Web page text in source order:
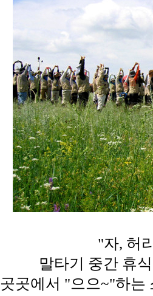
"자, 허
말타기 중간 휴
곳곳에서 "으으~"하는